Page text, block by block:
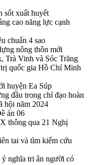
sốt xuất huyết
cao năng lực cạnh
chuẩn 4 sao
nông thôn mới
Trà Vinh và Sóc Trăng
quốc gia Hồ Chí Minh
huyện Ea Súp
đầu trong chỉ đạo hoàn
hội năm 2024
án 06
thông qua 21 Nghị
tai và tìm kiếm cứu
nghĩa tri ân người có